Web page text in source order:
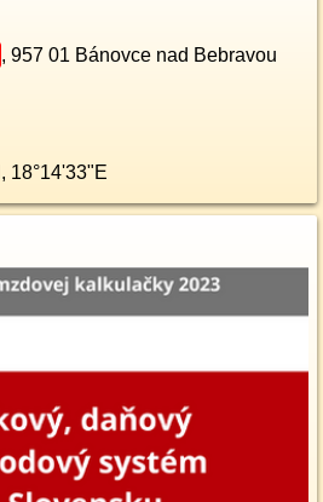
, 957 01 Bánovce nad Bebravou
, 18°14'33"E